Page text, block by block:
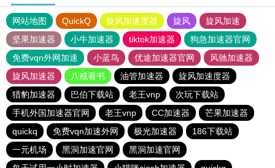
网站地图 QuickQ 旋风加速度器 旋风
旋风加速
坚果加速器
小牛加速器 tiktok加速器
狗急加速器官网
免费vqn外网加速
小蓝鸟 优途加速器官网
风驰加速器
旋风加速器
八戒看书 油管加速器
旋风加速度器
猎豹加速器
巴伯下载站 老王vnp
次玩下载站
手机外国加速器官网
老王vnp CC加速器
芒果加速器
quickq
免费vqn加速外网 极光加速器
186下载站
一元机场
黑洞加速官网
黑洞加速官网